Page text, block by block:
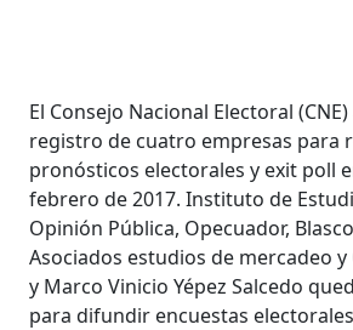
El Consejo Nacional Electoral
registro de cuatro empresas para
pronósticos electorales y exit poll
febrero de 2017. Instituto de
Opinión Pública, Opecuador,
Asociados estudios de mercadeo
y Marco Vinicio Yépez Salcedo
para difundir encuestas